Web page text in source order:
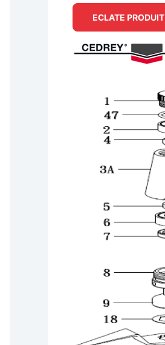
ECLATE PRODUIT